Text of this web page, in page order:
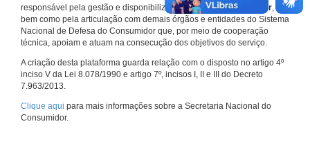
responsável pela gestão e disponibilização doConsumidor.gov.br,
bem como pela articulação com demais órgãos e entidades do Sistema
Nacional de Defesa do Consumidor que, por meio de cooperação
técnica, apoiam e atuam na consecução dos objetivos do serviço.
A criação desta plataforma guarda relação com o disposto no artigo 4º
inciso V da Lei 8.078/1990 e artigo 7º, incisos I, II e III do Decreto
7.963/2013.
Clique aqui para mais informações sobre a Secretaria Nacional do
Consumidor.